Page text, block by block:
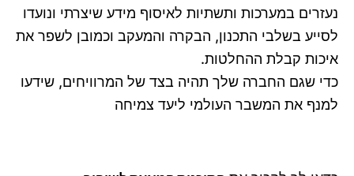
נעזרים במערכות ותשתיות לאיסוף מידע שיצרתי ונועדו
לסייע בשלבי התכנון, הבקרה והמעקב וכמובן לשפר את
איכות קבלת ההחלטות.
כדי שגם החברה שלך תהיה בצד של המרוויחים, שידעו
למנף את המשבר העולמי ליעד צמיחה